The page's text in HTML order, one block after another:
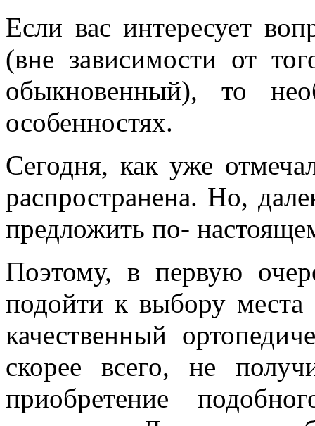
Если вас интересует
(вне зависимости от
обыкновенный), то
особенностях.
Сегодня, как уже
распространена. Но,
предложить по-
Поэтому, в первую
подойти к выбору
качественный
скорее всего, не
приобретение